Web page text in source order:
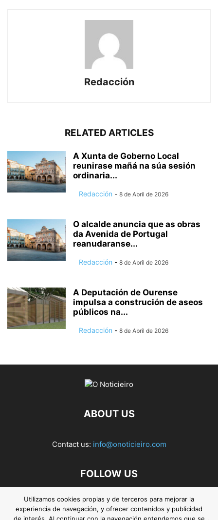
Redacción
RELATED ARTICLES
A Xunta de Goberno Local
reunirase mañá na súa sesión
ordinaria...
Redacción - 8 de Abril de 2026
O alcalde anuncia que as obras
da Avenida de Portugal
reanudaranse...
Redacción - 8 de Abril de 2026
A Deputación de Ourense
impulsa a construción de aseos
públicos na...
Redacción - 8 de Abril de 2026
ABOUT US
Contact us: info@onoticieiro.com
FOLLOW US
Utilizamos cookies propias y de terceros para mejorar la
experiencia de navegación, y ofrecer contenidos y publicidad